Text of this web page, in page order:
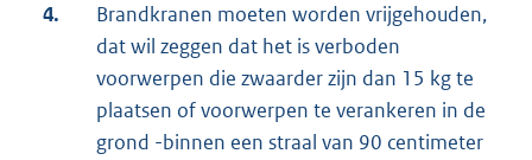
4.
Brandkranen moeten worden vrijgehouden,
dat wil zeggen dat het is verboden
voorwerpen die zwaarder zijn dan 15 kg te
plaatsen of voorwerpen te verankeren in de
grond -binnen een straal van 90 centimeter